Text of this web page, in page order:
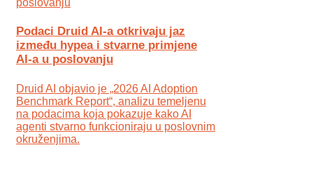
Podaci Druid AI-a otkrivaju jaz
između hypea i stvarne primjene
AI-a u poslovanju
Druid AI objavio je „2026 AI Adoption
Benchmark Report“, analizu temeljenu
na podacima koja pokazuje kako AI
agenti stvarno funkcioniraju u poslovnim
okruženjima.